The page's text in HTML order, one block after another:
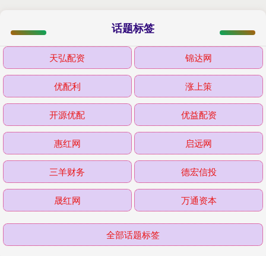
话题标签
天弘配资 锦达网
优配利 涨上策
开源优配 优益配资
惠红网 启远网
三羊财务 德宏信投
晟红网 万通资本
全部话题标签